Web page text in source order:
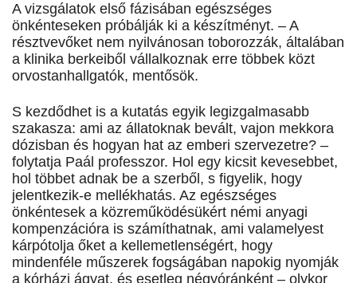
A vizsgálatok első fázisában egészséges
önkénteseken próbálják ki a készítményt. – A
résztvevőket nem nyilvánosan toborozzák, általában
a klinika berkeiből vállalkoznak erre többek közt
orvostanhallgatók, mentősök.
S kezdődhet is a kutatás egyik legizgalmasabb
szakasza: ami az állatoknak bevált, vajon mekkora
dózisban és hogyan hat az emberi szervezetre? –
folytatja Paál professzor. Hol egy kicsit kevesebbet,
hol többet adnak be a szerből, s figyelik, hogy
jelentkezik-e mellékhatás. Az egészséges
önkéntesek a közreműködésükért némi anyagi
kompenzációra is számíthatnak, ami valamelyest
kárpótolja őket a kellemetlenségért, hogy
mindenféle műszerek fogságában napokig nyomják
a kórházi ágyat, és esetleg négyóránként – olykor